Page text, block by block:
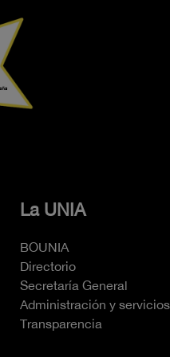
La UNIA
BOUNIA
Directorio
Secretaría General
Administración y servicios
Transparencia